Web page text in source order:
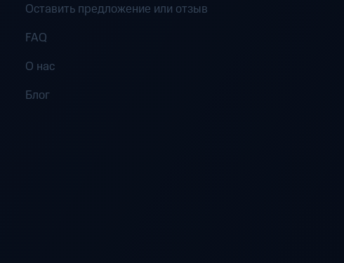
Оставить предложение или отзыв
FAQ
О нас
Блог